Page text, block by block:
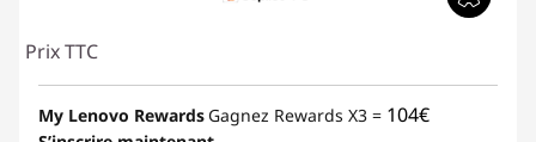
Prix TTC
My Lenovo Rewards Gagnez Rewards X3 = 104€